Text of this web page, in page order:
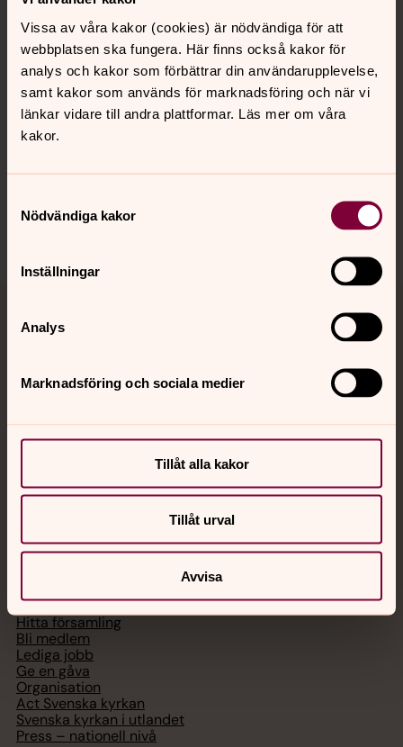
Vissa av våra kakor (cookies) är nödvändiga för att
webbplatsen ska fungera. Här finns också kakor för
analys och kakor som förbättrar din användarupplevelse,
samt kakor som används för marknadsföring och när vi
länkar vidare till andra plattformar. Läs mer om våra
kakor.
Nödvändiga kakor
Inställningar
Analys
Marknadsföring och sociala medier
Tillåt alla kakor
Tillåt urval
Avvisa
Kalender
Hitta snabbt
Jourhavande präst
Akut samtals- och krisstöd. Prata eller chatta anonymt
med en präst på kvällar och nätter.
Chatt
Telefon 112
Hitta församling
Bli medlem
Lediga jobb
Ge en gåva
Organisation
Act Svenska kyrkan
Svenska kyrkan i utlandet
Press – nationell nivå